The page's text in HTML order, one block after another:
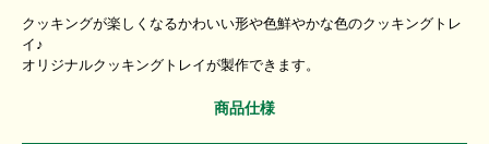
クッキングが楽しくなるかわいい形や色鮮やかな色のクッキングトレ
イ♪
オリジナルクッキングトレイが製作できます。
商品仕様